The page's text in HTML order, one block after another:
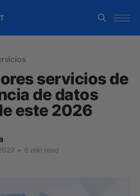
servicios de
de datos
este 2026
• 6 min read